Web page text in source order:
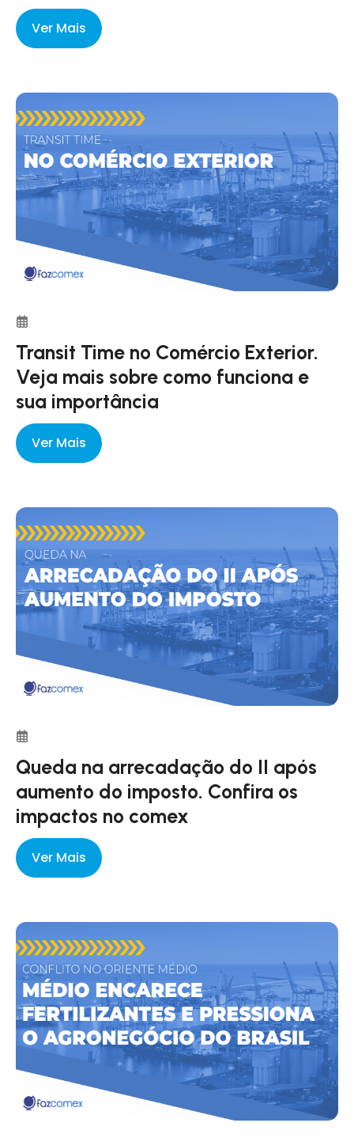
Ver Mais
Transit Time no Comércio Exterior.
Veja mais sobre como funciona e
sua importância
Ver Mais
Queda na arrecadação do II após
aumento do imposto. Confira os
impactos no comex
Ver Mais